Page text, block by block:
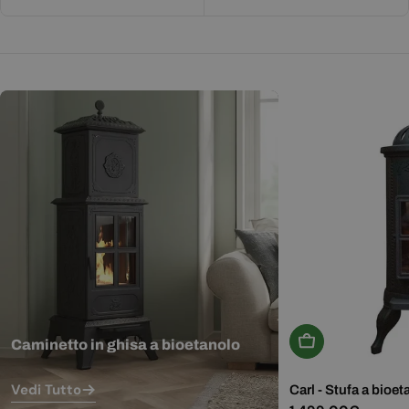
Caminetto in ghisa a bioetanolo
Vedi Tutto
Aggiungi Al
Carl - Stufa a